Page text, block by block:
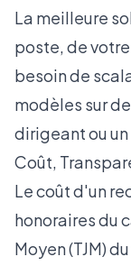
La meilleure
poste, de
besoin de
modèles sur
dirigeant ou un
Coût,
Le coût d'un
honoraires du
Moyen (TJM)